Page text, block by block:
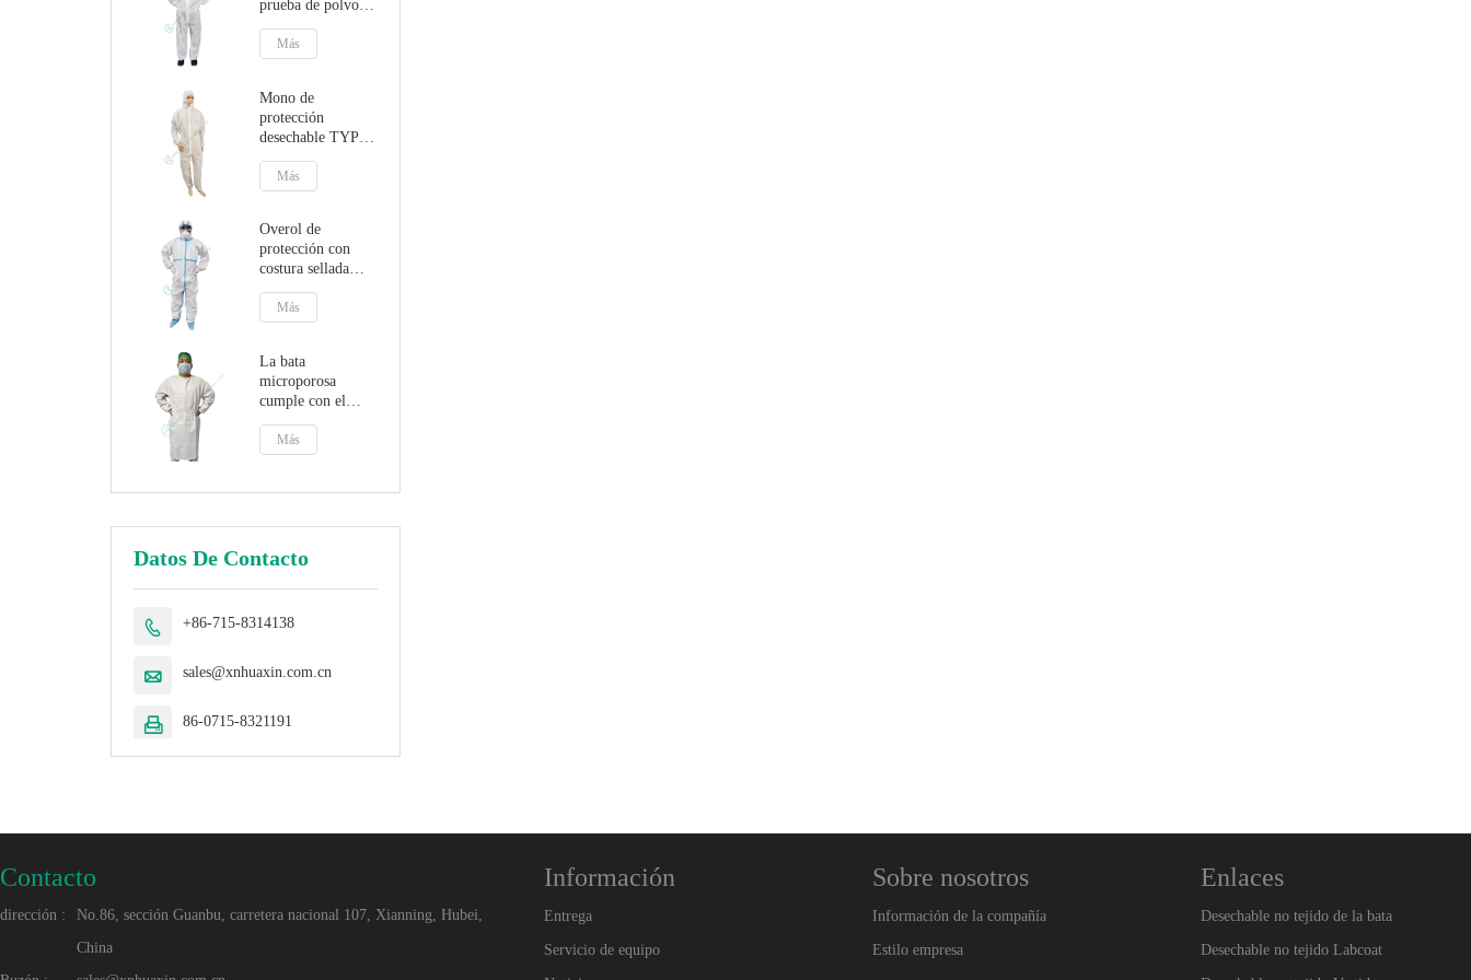
prueba de polvo
con capucha
Más
Mono de
protección
desechable TYPE5
capucha
Más
Overol de
protección con
costura sellada
EN14126
TYPE4B/5B/6B
Más
La bata
microporosa
cumple con el
Dispositivos
Médicos MDR
Más
Datos De Contacto
 +86-715-8314138
 sales@xnhuaxin.com.cn
 86-0715-8321191
Contacto
dirección :
No.86, sección Guanbu, carretera nacional 107, Xianning, Hubei,
China
Información
Entrega
Servicio de equipo
Sobre nosotros
Información de la compañía
Estilo empresa
Enlaces
Desechable no tejido de la bata
Desechable no tejido Labcoat